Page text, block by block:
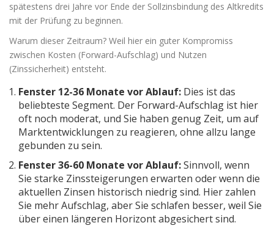
spätestens drei Jahre vor Ende der Sollzinsbindung des Altkredits
mit der Prüfung zu beginnen.
Warum dieser Zeitraum? Weil hier ein guter Kompromiss
zwischen Kosten (Forward-Aufschlag) und Nutzen
(Zinssicherheit) entsteht.
Fenster 12-36 Monate vor Ablauf: Dies ist das
beliebteste Segment. Der Forward-Aufschlag ist hier
oft noch moderat, und Sie haben genug Zeit, um auf
Marktentwicklungen zu reagieren, ohne allzu lange
gebunden zu sein.
Fenster 36-60 Monate vor Ablauf:Sinnvoll, wenn
Sie starke Zinssteigerungen erwarten oder wenn die
aktuellen Zinsen historisch niedrig sind. Hier zahlen
Sie mehr Aufschlag, aber Sie schlafen besser, weil Sie
über einen längeren Horizont abgesichert sind.